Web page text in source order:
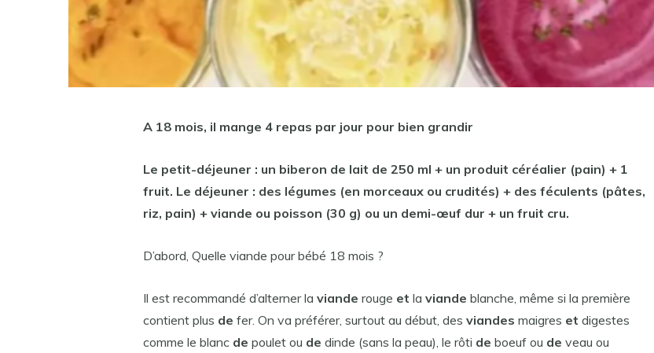
A 18 mois, il mange 4 repas par jour pour bien grandir
Le petit-déjeuner : un biberon de lait de 250 ml + un produit céréalier (pain) + 1
fruit. Le déjeuner : des légumes (en morceaux ou crudités) + des féculents (pâtes,
riz, pain) + viande ou poisson (30 g) ou un demi-œuf dur + un fruit cru.
D’abord, Quelle viande pour bébé 18 mois ?
Il est recommandé d’alterner la viande rouge et la viande blanche, même si la première
contient plus de fer. On va préférer, surtout au début, des viandes maigres et digestes
comme le blanc de poulet ou de dinde (sans la peau), le rôti de boeuf ou de veau ou